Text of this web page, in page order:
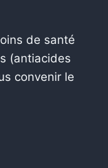
de santé
(antiacides
convenir le